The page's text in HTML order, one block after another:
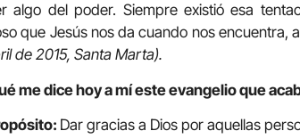
algo del poder. Siempre existió esa
que Jesús nos da cuando nos encuentra,
de 2015, Santa Marta).
me dice hoy a mí este evangelio que
Dar gracias a Dios por aquellas